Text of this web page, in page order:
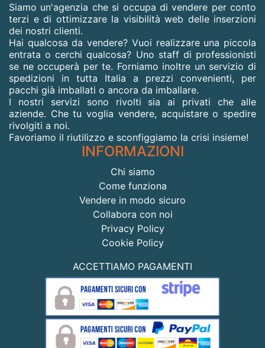
Siamo un'agenzia che si occupa di vendere per conto
terzi e di ottimizzare la visibilità web delle inserzioni
dei nostri clienti.
Hai qualcosa da vendere? Vuoi realizzare una piccola
entrata o cerchi qualcosa? Uno staff di professionisti
se ne occuperà per te. Forniamo inoltre un servizio di
spedizioni in tutta Italia a prezzi convenienti, per
pacchi già imballati o ancora da imballare.
I nostri servizi sono rivolti sia ai privati che alle
aziende. Che tu voglia vendere, acquistare o spedire
rivolgiti a noi.
Favoriamo il riutilizzo e sconfiggiamo la crisi insieme!
INFORMAZIONI
Chi siamo
Come funziona
Vendere in modo sicuro
Collabora con noi
Privacy Policy
Cookie Policy
ACCETTIAMO PAGAMENTI